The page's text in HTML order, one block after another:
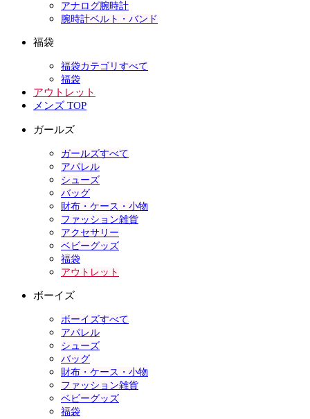
アナログ腕時計
腕時計ベルト・バンド
福袋
福袋カテゴリすべて
福袋
アウトレット
メンズ TOP
ガールズ
ガールズすべて
アパレル
シューズ
バッグ
財布・ケース・小物
ファッション雑貨
アクセサリー
ベビーグッズ
福袋
アウトレット
ボーイズ
ボーイズすべて
アパレル
シューズ
バッグ
財布・ケース・小物
ファッション雑貨
ベビーグッズ
福袋